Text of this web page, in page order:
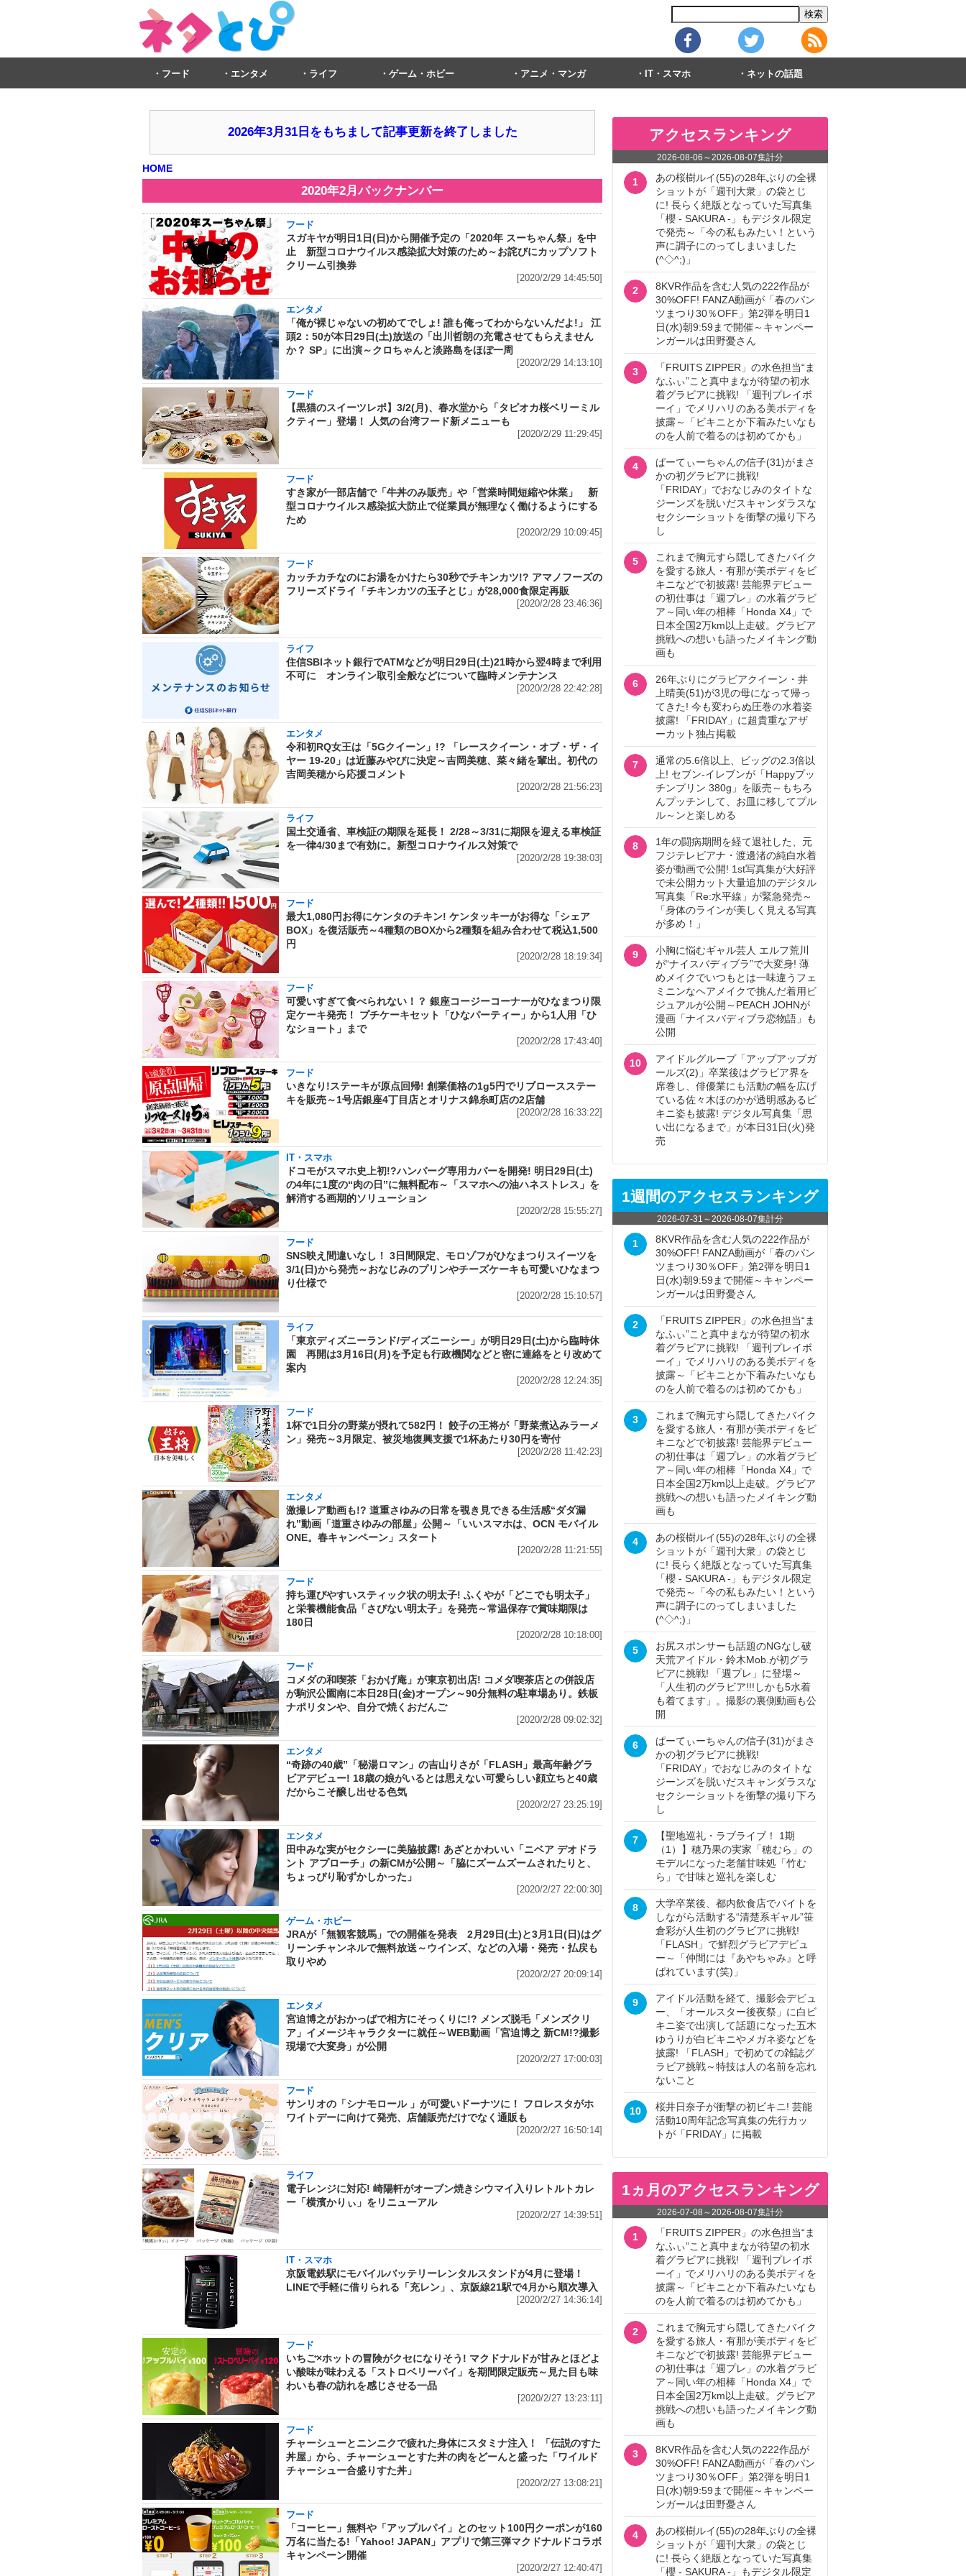
フード エンタメ ライフ ゲーム・ホビー アニメ・マンガ IT・スマホ ネットの話題
2026年3月31日をもちまして記事更新を終了しました
HOME
2020年2月バックナンバー
フード
スガキヤが明日1日(日)から開催予定の「2020年 スーちゃん祭」を中
止 新型コロナウイルス感染拡大対策のため～お詫びにカップソフト
クリーム引換券
[2020/2/29 14:45:50]
エンタメ
「俺が裸じゃないの初めてでしょ! 誰も俺ってわからないんだよ!」 江
頭2：50が本日29日(土)放送の「出川哲朗の充電させてもらえません
か？ SP」に出演～クロちゃんと淡路島をほぼ一周
[2020/2/29 14:13:10]
フード
【黒猫のスイーツレポ】3/2(月)、春水堂から「タピオカ桜ベリーミル
クティー」登場！ 人気の台湾フード新メニューも
[2020/2/29 11:29:45]
フード
すき家が一部店舗で「牛丼のみ販売」や「営業時間短縮や休業」 新
型コロナウイルス感染拡大防止で従業員が無理なく働けるようにする
ため
[2020/2/29 10:09:45]
フード
カッチカチなのにお湯をかけたら30秒でチキンカツ!? アマノフーズの
フリーズドライ「チキンカツの玉子とじ」が28,000食限定再販
[2020/2/28 23:46:36]
ライフ
住信SBIネット銀行でATMなどが明日29日(土)21時から翌4時まで利用
不可に オンライン取引全般などについて臨時メンテナンス
[2020/2/28 22:42:28]
エンタメ
令和初RQ女王は「5Gクイーン」!? 「レースクイーン・オブ・ザ・イ
ヤー 19-20」は近藤みやびに決定～吉岡美穂、菜々緒を輩出。初代の
吉岡美穂から応援コメント
[2020/2/28 21:56:23]
ライフ
国土交通省、車検証の期限を延長！ 2/28～3/31に期限を迎える車検証
を一律4/30まで有効に。新型コロナウイルス対策で
[2020/2/28 19:38:03]
フード
最大1,080円お得にケンタのチキン! ケンタッキーがお得な「シェア
BOX」を復活販売～4種類のBOXから2種類を組み合わせて税込1,500
円
[2020/2/28 18:19:34]
フード
可愛いすぎて食べられない！？ 銀座コージーコーナーがひなまつり限
定ケーキ発売！ プチケーキセット「ひなパーティー」から1人用「ひ
なショート」まで
[2020/2/28 17:43:40]
フード
いきなり!ステーキが原点回帰! 創業価格の1g5円でリブロースステー
キを販売～1号店銀座4丁目店とオリナス錦糸町店の2店舗
[2020/2/28 16:33:22]
IT・スマホ
ドコモがスマホ史上初!?ハンバーグ専用カバーを開発! 明日29日(土)
の4年に1度の“肉の日”に無料配布～「スマホへの油ハネストレス」を
解消する画期的ソリューション
[2020/2/28 15:55:27]
フード
SNS映え間違いなし！ 3日間限定、モロゾフがひなまつりスイーツを
3/1(日)から発売～おなじみのプリンやチーズケーキも可愛いひなまつ
り仕様で
[2020/2/28 15:10:57]
ライフ
「東京ディズニーランド/ディズニーシー」が明日29日(土)から臨時休
園 再開は3月16日(月)を予定も行政機関などと密に連絡をとり改めて
案内
[2020/2/28 12:24:35]
フード
1杯で1日分の野菜が摂れて582円！ 餃子の王将が「野菜煮込みラーメ
ン」発売～3月限定、被災地復興支援で1杯あたり30円を寄付
[2020/2/28 11:42:23]
エンタメ
激撮レア動画も!? 道重さゆみの日常を覗き見できる生活感“ダダ漏
れ”動画「道重さゆみの部屋」公開～「いいスマホは、OCN モバイル
ONE。春キャンペーン」スタート
[2020/2/28 11:21:55]
フード
持ち運びやすいスティック状の明太子! ふくやが「どこでも明太子」
と栄養機能食品「さびない明太子」を発売～常温保存で賞味期限は
180日
[2020/2/28 10:18:00]
フード
コメダの和喫茶「おかげ庵」が東京初出店! コメダ喫茶店との併設店
が駒沢公園南に本日28日(金)オープン～90分無料の駐車場あり。鉄板
ナポリタンや、自分で焼くおだんご
[2020/2/28 09:02:32]
エンタメ
“奇跡の40歳”「秘湯ロマン」の吉山りさが「FLASH」最高年齢グラ
ビアデビュー! 18歳の娘がいるとは思えない可愛らしい顔立ちと40歳
だからこそ醸し出せる色気
[2020/2/27 23:25:19]
エンタメ
田中みな実がセクシーに美脇披露! あざとかわいい「ニベア デオドラ
ント アプローチ」の新CMが公開～「脇にズームズームされたりと、
ちょっぴり恥ずかしかった」
[2020/2/27 22:00:30]
ゲーム・ホビー
JRAが「無観客競馬」での開催を発表 2月29日(土)と3月1日(日)はグ
リーンチャンネルで無料放送～ウインズ、などの入場・発売・払戻も
取りやめ
[2020/2/27 20:09:14]
エンタメ
宮迫博之がおかっばで相方にそっくりに!? メンズ脱毛「メンズクリ
ア」イメージキャラクターに就任～WEB動画「宮迫博之 新CM!?撮影
現場で大変身」が公開
[2020/2/27 17:00:03]
フード
サンリオの「シナモロール 」が可愛いドーナツに！ フロレスタがホ
ワイトデーに向けて発売、店舗販売だけでなく通販も
[2020/2/27 16:50:14]
ライフ
電子レンジに対応! 崎陽軒がオーブン焼きシウマイ入りレトルトカレ
ー「横濱かりぃ」をリニューアル
[2020/2/27 14:39:51]
IT・スマホ
京阪電鉄駅にモバイルバッテリーレンタルスタンドが4月に登場！
LINEで手軽に借りられる「充レン」、京阪線21駅で4月から順次導入
[2020/2/27 14:36:14]
フード
いちご×ホットの冒険がクセになりそう! マクドナルドが甘みとほどよ
い酸味が味わえる「ストロベリーパイ」を期間限定販売～見た目も味
わいも春の訪れを感じさせる一品
[2020/2/27 13:23:11]
フード
チャーシューとニンニクで疲れた身体にスタミナ注入！ 「伝説のすた
丼屋」から、チャーシューとすた丼の肉をどーんと盛った「ワイルド
チャーシュー合盛りすた丼」
[2020/2/27 13:08:21]
フード
「コーヒー」無料や「アップルパイ」とのセット100円クーポンが160
万名に当たる!「Yahoo! JAPAN」アプリで第三弾マクドナルドコラボ
キャンペーン開催
[2020/2/27 12:40:47]
アクセスランキング
2026-08-06 ～2026-08-07集計分
1
あの桜樹ルイ(55)の28年ぶりの全裸
ショットが「週刊大衆」の袋とじ
に! 長らく絶版となっていた写真集
「櫻 - SAKURA -」もデジタル限定
で発売～「今の私もみたい！という
声に調子にのってしまいました
(^◇^;)」
2
8KVR作品を含む人気の222作品が
30%OFF! FANZA動画が「春のパン
ツまつり30％OFF」第2弾を明日1
日(水)朝9:59まで開催～キャンペー
ンガールは田野憂さん
3
「FRUITS ZIPPER」の水色担当“ま
なふぃ”こと真中まなが待望の初水
着グラビアに挑戦! 「週刊プレイボ
ーイ」でメリハリのある美ボディを
披露～「ビキニとか下着みたいなも
のを人前で着るのは初めてかも」
4
ぱーてぃーちゃんの信子(31)がまさ
かの初グラビアに挑戦!
「FRIDAY」でおなじみのタイトな
ジーンズを脱いだスキャンダラスな
セクシーショットを衝撃の撮り下ろ
し
5
これまで胸元すら隠してきたバイク
を愛する旅人・有那が美ボディをビ
キニなどで初披露! 芸能界デビュー
の初仕事は「週プレ」の水着グラビ
ア～同い年の相棒「Honda X4」で
日本全国2万km以上走破。グラビア
挑戦への想いも語ったメイキング動
画も
6
26年ぶりにグラビアクイーン・井
上晴美(51)が3児の母になって帰っ
てきた! 今も変わらぬ圧巻の水着姿
披露! 「FRIDAY」に超貴重なアザ
ーカット独占掲載
7
通常の5.6倍以上、ビッグの2.3倍以
上! セブン‐イレブンが「Happyプッ
チンプリン 380g」を販売～もちろ
んプッチンして、お皿に移してプル
ル～ンと楽しめる
8
1年の闘病期間を経て退社した、元
フジテレビアナ・渡邊渚の純白水着
姿が動画で公開! 1st写真集が大好評
で未公開カット大量追加のデジタル
写真集「Re:水平線」が緊急発売～
「身体のラインが美しく見える写真
が多め！」
9
小胸に悩むギャル芸人 エルフ荒川
が“ナイスバディブラ”で大変身! 薄
めメイクでいつもとは一味違うフェ
ミニンなヘアメイクで挑んだ着用ビ
ジュアルが公開～PEACH JOHNが
漫画「ナイスバディブラ恋物語」も
公開
10
アイドルグループ「アップアップガ
ールズ(2)」卒業後はグラビア界を
席巻し、俳優業にも活動の幅を広げ
ている佐々木ほのかが透明感あるビ
キニ姿も披露! デジタル写真集「思
い出になるまで」が本日31日(火)発
売
1週間のアクセスランキング
2026-07-31 ～2026-08-07集計分
1
8KVR作品を含む人気の222作品が
30%OFF! FANZA動画が「春のパン
ツまつり30％OFF」第2弾を明日1
日(水)朝9:59まで開催～キャンペー
ンガールは田野憂さん
2
「FRUITS ZIPPER」の水色担当“ま
なふぃ”こと真中まなが待望の初水
着グラビアに挑戦! 「週刊プレイボ
ーイ」でメリハリのある美ボディを
披露～「ビキニとか下着みたいなも
のを人前で着るのは初めてかも」
3
これまで胸元すら隠してきたバイク
を愛する旅人・有那が美ボディをビ
キニなどで初披露! 芸能界デビュー
の初仕事は「週プレ」の水着グラビ
ア～同い年の相棒「Honda X4」で
日本全国2万km以上走破。グラビア
挑戦への想いも語ったメイキング動
画も
4
あの桜樹ルイ(55)の28年ぶりの全裸
ショットが「週刊大衆」の袋とじ
に! 長らく絶版となっていた写真集
「櫻 - SAKURA -」もデジタル限定
で発売～「今の私もみたい！という
声に調子にのってしまいました
(^◇^;)」
5
お尻スポンサーも話題のNGなし破
天荒アイドル・鈴木Mob.が初グラ
ビアに挑戦! 「週プレ」に登場～
「人生初のグラビア!!!しかも5水着
も着てます」。撮影の裏側動画も公
開
6
ぱーてぃーちゃんの信子(31)がまさ
かの初グラビアに挑戦!
「FRIDAY」でおなじみのタイトな
ジーンズを脱いだスキャンダラスな
セクシーショットを衝撃の撮り下ろ
し
7
【聖地巡礼・ラブライブ！ 1期
（1）】穂乃果の実家「穂むら」の
モデルになった老舗甘味処「竹む
ら」で甘味と巡礼を楽しむ
8
大学卒業後、都内飲食店でバイトを
しながら活動する“清楚系ギャル”笹
倉彩が人生初のグラビアに挑戦!
「FLASH」で鮮烈グラビアデビュ
ー～「仲間には『あやちゃみ』と呼
ばれています(笑)」
9
アイドル活動を経て、撮影会デビュ
ー、「オールスター後夜祭」に白ビ
キニ姿で出演して話題になった五木
ゆうりが白ビキニやメガネ姿などを
披露! 「FLASH」で初めての雑誌グ
ラビア挑戦～特技は人の名前を忘れ
ないこと
10
桜井日奈子が衝撃の初ビキニ! 芸能
活動10周年記念写真集の先行カッ
トが「FRIDAY」に掲載
1ヵ月のアクセスランキング
2026-07-08 ～2026-08-07集計分
1
「FRUITS ZIPPER」の水色担当“ま
なふぃ”こと真中まなが待望の初水
着グラビアに挑戦! 「週刊プレイボ
ーイ」でメリハリのある美ボディを
披露～「ビキニとか下着みたいなも
のを人前で着るのは初めてかも」
2
これまで胸元すら隠してきたバイク
を愛する旅人・有那が美ボディをビ
キニなどで初披露! 芸能界デビュー
の初仕事は「週プレ」の水着グラビ
ア～同い年の相棒「Honda X4」で
日本全国2万km以上走破。グラビア
挑戦への想いも語ったメイキング動
画も
3
8KVR作品を含む人気の222作品が
30%OFF! FANZA動画が「春のパン
ツまつり30％OFF」第2弾を明日1
日(水)朝9:59まで開催～キャンペー
ンガールは田野憂さん
4
あの桜樹ルイ(55)の28年ぶりの全裸
ショットが「週刊大衆」の袋とじ
に! 長らく絶版となっていた写真集
「櫻 - SAKURA -」もデジタル限定